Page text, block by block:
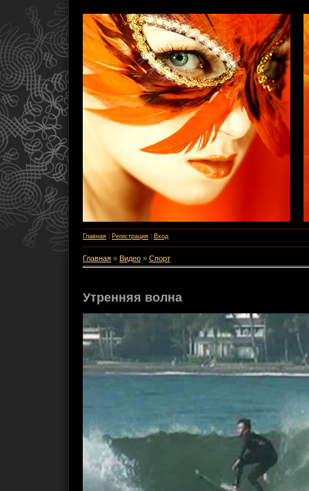
Главная Регистрация Вход
Главная » Видео » Спорт
Утренняя волна